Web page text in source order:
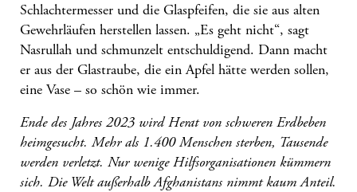
Schlachtermesser und die Glaspfeifen, die sie aus alten
Gewehrläufen herstellen lassen. „Es geht nicht“, sagt
Nasrullah und schmunzelt entschuldigend. Dann macht
er aus der Glastraube, die ein Apfel hätte werden sollen,
eine Vase – so schön wie immer.
Ende des Jahres 2023 wird Herat von schweren Erdbeben
heimgesucht. Mehr als 1.400 Menschen sterben, Tausende
werden verletzt. Nur wenige Hilfsorganisationen kümmern
sich. Die Welt außerhalb Afghanistans nimmt kaum Anteil.